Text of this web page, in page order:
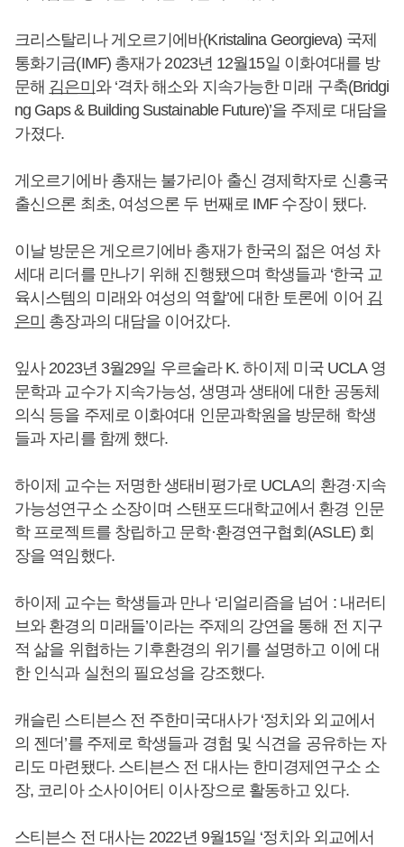
크리스탈리나 게오르기에바(Kristalina Georgieva) 국제
통화기금(IMF) 총재가 2023년 12월15일 이화여대를 방
문해 김은미 와 ‘격차 해소와 지속가능한 미래 구축(Bridgi
ng Gaps & Building Sustainable Future)’을 주제로 대담을
가졌다.
게오르기에바 총재는 불가리아 출신 경제학자로 신흥국
출신으론 최초, 여성으론 두 번째로 IMF 수장이 됐다.
이날 방문은 게오르기에바 총재가 한국의 젊은 여성 차
세대 리더를 만나기 위해 진행됐으며 학생들과 ‘한국 교
육시스템의 미래와 여성의 역할’에 대한 토론에 이어 김
은미 총장과의 대담을 이어갔다.
잎사 2023년 3월29일 우르술라 K. 하이제 미국 UCLA 영
문학과 교수가 지속가능성, 생명과 생태에 대한 공동체
의식 등을 주제로 이화여대 인문과학원을 방문해 학생
들과 자리를 함께 했다.
하이제 교수는 저명한 생태비평가로 UCLA의 환경·지속
가능성연구소 소장이며 스탠포드대학교에서 환경 인문
학 프로젝트를 창립하고 문학·환경연구협회(ASLE) 회
장을 역임했다.
하이제 교수는 학생들과 만나 ‘리얼리즘을 넘어 : 내러티
브와 환경의 미래들’이라는 주제의 강연을 통해 전 지구
적 삶을 위협하는 기후환경의 위기를 설명하고 이에 대
한 인식과 실천의 필요성을 강조했다.
캐슬린 스티븐스 전 주한미국대사가 ‘정치와 외교에서
의 젠더’를 주제로 학생들과 경험 및 식견을 공유하는 자
리도 마련됐다. 스티븐스 전 대사는 한미경제연구소 소
장, 코리아 소사이어티 이사장으로 활동하고 있다.
스티븐스 전 대사는 2022년 9월15일 ‘정치와 외교에서